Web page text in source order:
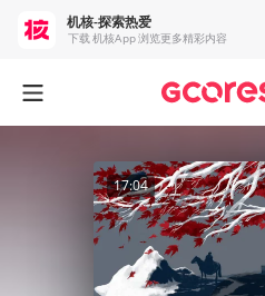
17:04
机核-探索热爱
下载 机核App 浏览更多精彩内容